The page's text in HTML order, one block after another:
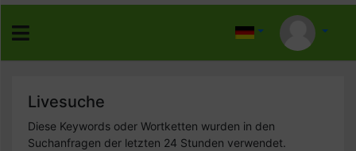
Livesuche
Diese Keywords oder Wortketten wurden in den
Suchanfragen der letzten 24 Stunden verwendet.